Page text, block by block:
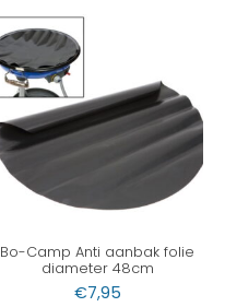
Bo-Camp Anti aanbak folie
diameter 48cm
€7,95